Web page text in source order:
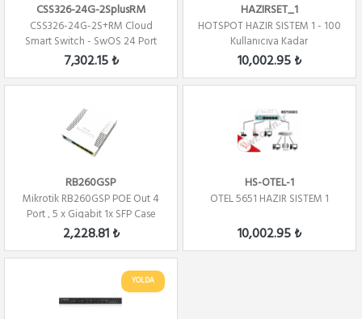
CSS326-24G-2SplusRM
CSS326-24G-2S+RM Cloud
Smart Switch - SwOS 24 Port
Gigabit Eth -...
7,302.15 ₺
HAZIRSET_1
HOTSPOT HAZIR SISTEM 1 - 100
Kullanıcıya Kadar
10,002.95 ₺
RB260GSP
Mikrotik RB260GSP POE Out 4
Port , 5 x Gigabit 1x SFP Case
SwOS ...
2,228.81 ₺
HS-OTEL-1
OTEL 5651 HAZIR SISTEM 1
10,002.95 ₺
YOLDA